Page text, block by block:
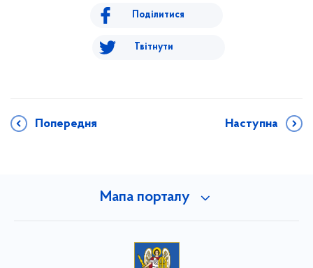
Поділитися
Твітнути
Попередня Наступна
Мапа порталу